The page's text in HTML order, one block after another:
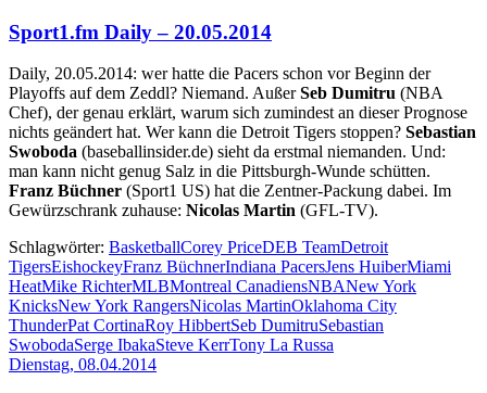
Sport1.fm Daily – 20.05.2014
Daily, 20.05.2014: wer hatte die Pacers schon vor Beginn der
Playoffs auf dem Zeddl? Niemand. AußerSeb Dumitru (NBA
Chef), der genau erklärt, warum sich zumindest an dieser Prognose
nichts geändert hat. Wer kann die Detroit Tigers stoppen? Sebastian
Swoboda (baseballinsider.de) sieht da erstmal niemanden. Und:
man kann nicht genug Salz in die Pittsburgh-Wunde schütten.
Franz Büchner (Sport1 US) hat die Zentner-Packung dabei. Im
Gewürzschrank zuhause: Nicolas Martin (GFL-TV).
Schlagwörter: BasketballCorey PriceDEB TeamDetroit
TigersEishockeyFranz BüchnerIndiana PacersJens HuiberMiami
HeatMike RichterMLBMontreal CanadiensNBANew York
KnicksNew York RangersNicolas MartinOklahoma City
ThunderPat CortinaRoy HibbertSeb DumitruSebastian
SwobodaSerge IbakaSteve KerrTony La Russa
Dienstag, 08.04.2014